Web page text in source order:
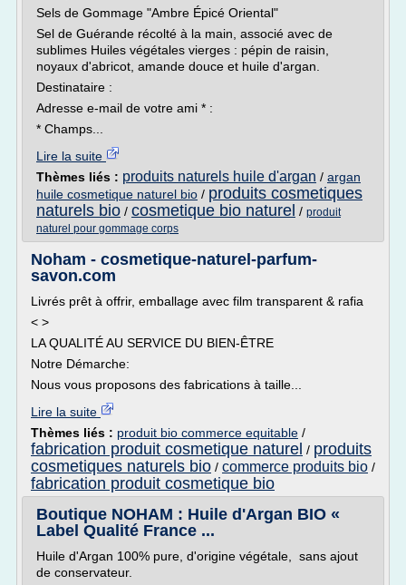
Sels de Gommage "Ambre Épicé Oriental"
Sel de Guérande récolté à la main, associé avec de
sublimes Huiles végétales vierges : pépin de raisin,
noyaux d'abricot, amande douce et huile d'argan.
Destinataire :
Adresse e-mail de votre ami * :
* Champs...
Lire la suite
Thèmes liés : produits naturels huile d'argan / argan
huile cosmetique naturel bio / produits cosmetiques
naturels bio / cosmetique bio naturel / produit
naturel pour gommage corps
Noham - cosmetique-naturel-parfum-
savon.com
Livrés prêt à offrir, emballage avec film transparent & rafia
< >
LA QUALITÉ AU SERVICE DU BIEN-ÊTRE
Notre Démarche:
Nous vous proposons des fabrications à taille...
Lire la suite
Thèmes liés : produit bio commerce equitable /
fabrication produit cosmetique naturel / produits
cosmetiques naturels bio / commerce produits bio /
fabrication produit cosmetique bio
Boutique NOHAM : Huile d'Argan BIO «
Label Qualité France ...
Huile d'Argan 100% pure, d'origine végétale, sans ajout
de conservateur.